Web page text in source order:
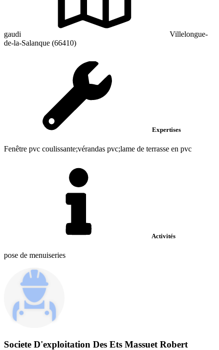
gaudi
Villelongue-
de-la-Salanque (66410)
Expertises
Fenêtre pvc coulissante;vérandas pvc;lame de terrasse en pvc
Activités
pose de menuiseries
Societe D'exploitation Des Ets Massuet Robert